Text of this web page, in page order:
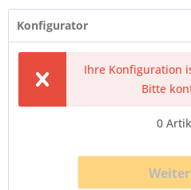
Konfigurator
Ihre Konfiguration
Bitte
0
Weiter